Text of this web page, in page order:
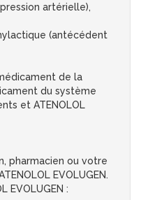
artérielle),
(antécédent
de la
du système
et ATENOLOL
pharmacien ou votre
EVOLUGEN.
EVOLUGEN :